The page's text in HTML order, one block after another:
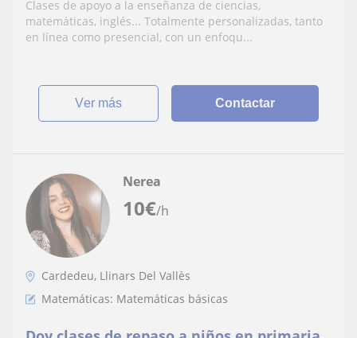
Clases de apoyo a la enseñanza de ciencias,
matemáticas, inglés... Totalmente personalizadas, tanto
en línea como presencial, con un enfoqu...
ver más Contactar
10€/h
Nerea
Cardedeu, Llinars Del Vallès
Matemáticas: Matemáticas básicas